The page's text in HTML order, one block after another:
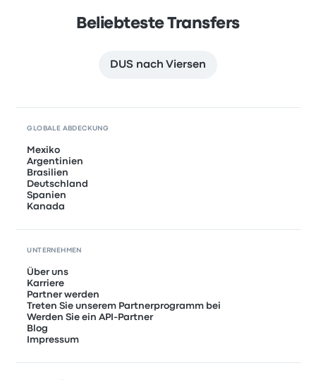
Beliebteste Transfers
DUS nach Viersen
GLOBALE ABDECKUNG
Mexiko
Argentinien
Brasilien
Deutschland
Spanien
Kanada
UNTERNEHMEN
Über uns
Karriere
Partner werden
Treten Sie unserem Partnerprogramm bei
Werden Sie ein API-Partner
Blog
Impressum